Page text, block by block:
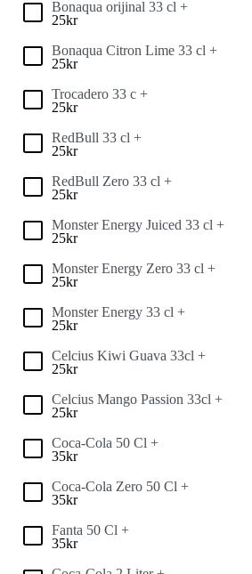
Bonaqua orijinal 33 cl +
25kr
Bonaqua Citron Lime 33 cl +
25kr
Trocadero 33 c +
25kr
RedBull 33 cl +
25kr
RedBull Zero 33 cl +
25kr
Monster Energy Juiced 33 cl +
25kr
Monster Energy Zero 33 cl +
25kr
Monster Energy 33 cl +
25kr
Celcius Kiwi Guava 33cl +
25kr
Celcius Mango Passion 33cl +
25kr
Coca-Cola 50 Cl +
35kr
Coca-Cola Zero 50 Cl +
35kr
Fanta 50 Cl +
35kr